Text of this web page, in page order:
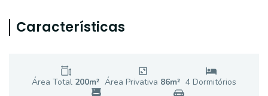
Características
Área Total 200m² Área Privativa 86m² 4 Dormitórios